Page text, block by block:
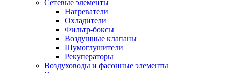
Сетевые элементы
Нагреватели
Охладители
Фильтр-боксы
Воздушные клапаны
Шумоглушители
Рекуператоры
Воздуховоды и фасонные элементы